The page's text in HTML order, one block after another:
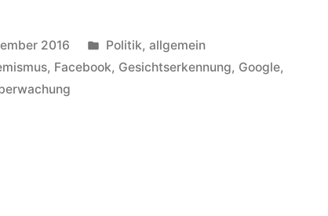
2016
Veröffentlicht
in
Politik, allgemein
, Facebook, Gesichtserkennung, Google,